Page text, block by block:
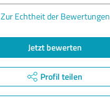
Zur Echtheit der Bewertungen
Jetzt bewerten
Profil teilen